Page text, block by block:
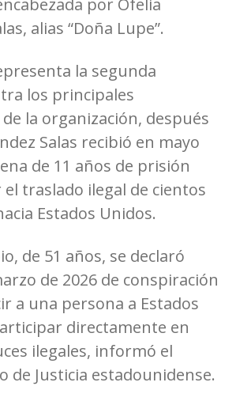
alias “Doña Lupe”.
la segunda
los principales
la organización, después
Salas recibió en mayo
de 11 años de prisión
traslado ilegal de cientos
Estados Unidos.
de 51 años, se declaró
de 2026 de conspiración
a una persona a Estados
directamente en
ilegales, informó el
de Justicia estadounidense.